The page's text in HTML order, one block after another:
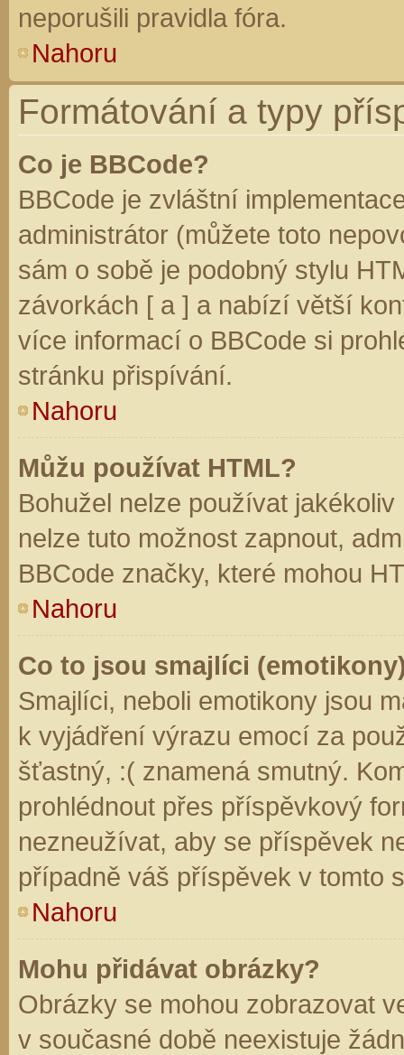
neporušili pravidla fóra.
Nahoru
Formátování a typy
Co je BBCode?
BBCode je zvláštní
administrátor (můžete toto
sám o sobě je podobný stylu
závorkách [ a ] a nabízí větší
více informací o BBCode si
stránku přispívání.
Nahoru
Můžu používat HTML?
Bohužel nelze používat
nelze tuto možnost zapnout,
BBCode značky, které mohou
Nahoru
Co to jsou smajlíci
Smajlíci, neboli emotikony jsou
k vyjádření výrazu emocí za
šťastný, :( znamená smutný.
prohlédnout přes příspěvkový
nezneužívat, aby se příspěvek
případně váš příspěvek v tomto
Nahoru
Mohu přidávat obrázky?
Obrázky se mohou zobrazovat
v současné době neexistuje